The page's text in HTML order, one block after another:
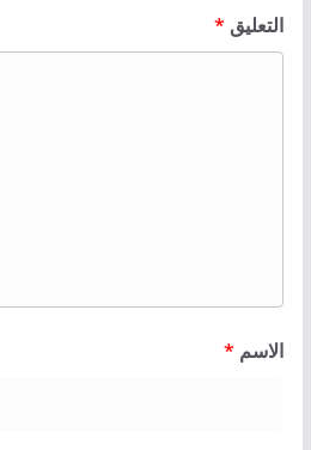
التعليق *
الاسم *